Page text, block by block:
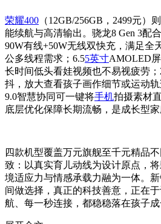
荣耀400 （12GB/256GB，2499元）
能续航与高清输出。骁龙8 Gen 3配
90W有线+50W无线双快充，满足全
公多线程需求；6.55英寸AMOLED屏
长时间低头看娃视频也不易视疲劳
抖，放大查看孩子画作细节或运动
9.0智慧协同可一键将手机拍摄素材
底层优化保障长期流畅，是成长型
四款机型覆盖万元旗舰至千元精品
致：以真实育儿动线为设计原点，
境适应力与情感承载力融为一体。
间做选择，真正的科技善意，正在
航、每一秒连接，都稳稳落在孩子成